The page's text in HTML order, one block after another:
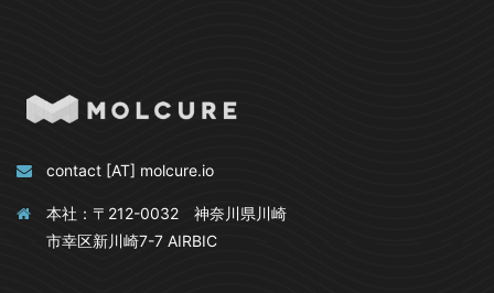
contact [AT] molcure.io
本社：〒212-0032 神奈川県川崎
市幸区新川崎7-7 AIRBIC